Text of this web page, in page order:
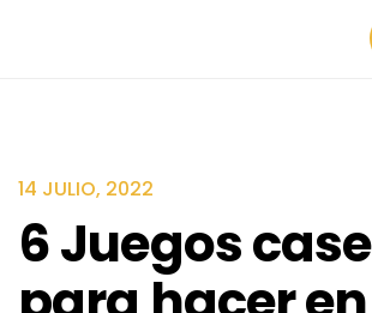
14 JULIO, 2022
6 Juegos